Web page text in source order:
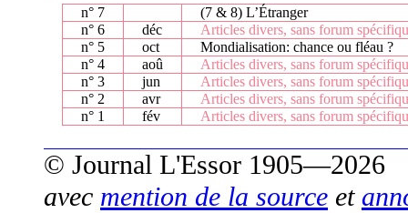
n° 7
(7 & 8) L’Étranger
n° 6
déc
Articles divers, sans forum
n° 5
oct
Mondialisation: chance ou fléau ?
n° 4
aoû
Articles divers, sans forum
n° 3
jun
Articles divers, sans forum
n° 2
avr
Articles divers, sans forum
n° 1
fév Articles divers, sans forum
© Journal L'Essor
avec mention de la source et